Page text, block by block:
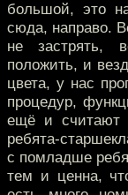
большой, это
сюда, направо.
не застрять,
положить, и
цвета, у нас
процедур,
ещё и считают
ребята-
с помладше
тем и ценна,